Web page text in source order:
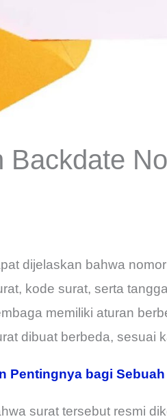
Backdate
dijelaskan bahwa
kode surat, serta
memiliki aturan
dibuat berbeda, sesuai
Pentingnya bagi
surat tersebut resmi